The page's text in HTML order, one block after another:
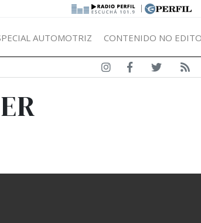
|
AUTOMOTRIZ CONTENIDO NO